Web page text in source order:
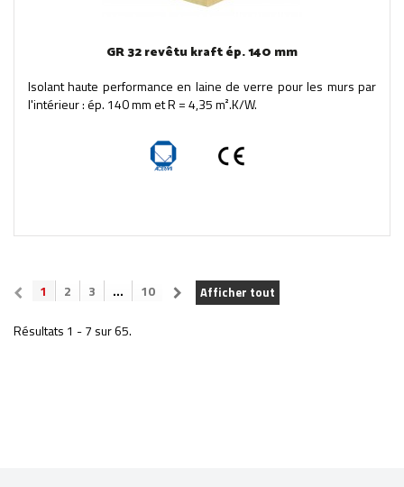
GR 32 revêtu kraft ép. 140 mm
Isolant haute performance en laine de verre pour les murs par
l'intérieur : ép. 140 mm et R = 4,35 m².K/W.
Afficher tout
1 2 3 ... 10
Résultats 1 - 7 sur 65.